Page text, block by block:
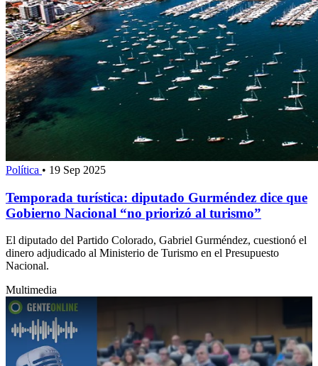
Política • 19 Sep 2025
Temporada turística: diputado Gurméndez dice que
Gobierno Nacional “no priorizó al turismo”
El diputado del Partido Colorado, Gabriel Gurméndez, cuestionó el
dinero adjudicado al Ministerio de Turismo en el Presupuesto
Nacional.
Multimedia